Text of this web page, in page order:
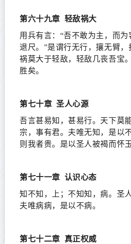
第六十九章 轻敌祸大
用兵有言：“吾不敢为主，而
退尺。”是谓行无行，攘无臂，
祸莫大于轻敌，轻敌几丧吾宝
胜矣。
第七十章 圣人心源
吾言甚易知，甚易行。天下莫
宗，事有君。夫唯无知，是以
则我者贵。是以圣人被褐而怀玉
第七十一章 认识心态
知不知，上；不知知，病。圣
夫唯病病，是以不病。
第七十二章 真正权威